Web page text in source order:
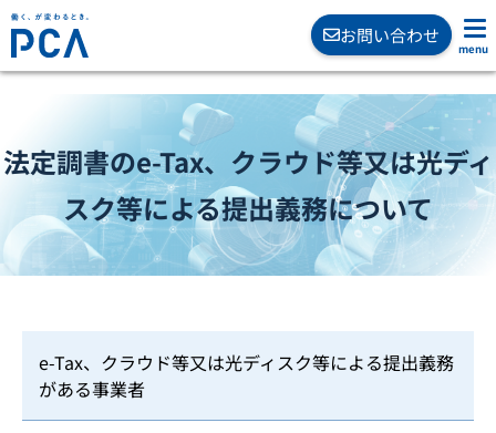
お問い合わせ
法定調書のe-Tax、クラウド等又は光ディ
スク等による提出義務について
e-Tax、クラウド等又は光ディスク等による提出義務
がある事業者